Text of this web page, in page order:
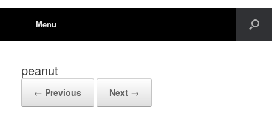
Menu
peanut
← Previous Next →